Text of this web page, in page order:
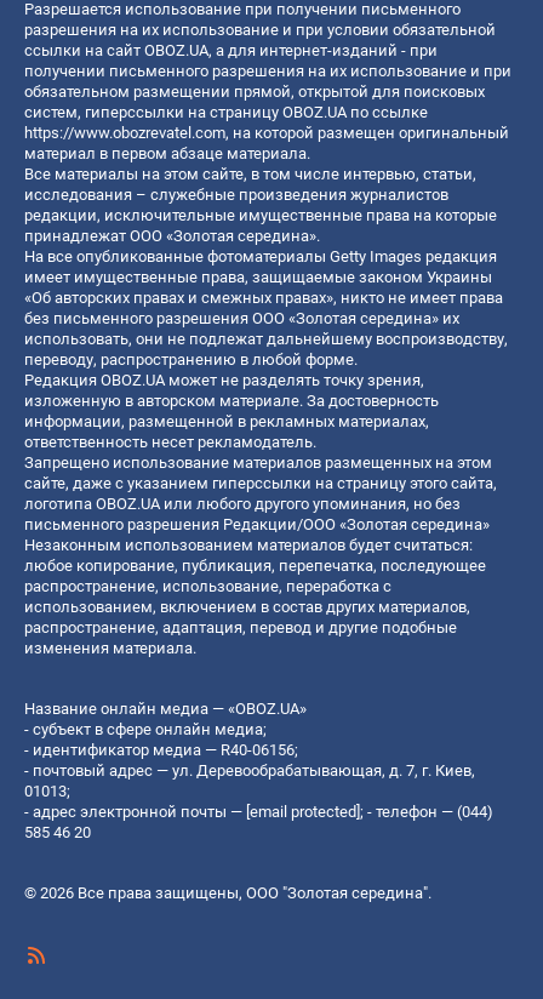
Разрешается использование при получении письменного
разрешения на их использование и при условии обязательной
ссылки на сайт OBOZ.UA, а для интернет-изданий - при
получении письменного разрешения на их использование и при
обязательном размещении прямой, открытой для поисковых
систем, гиперссылки на страницу OBOZ.UA по ссылке
https://www.obozrevatel.com, на которой размещен оригинальный
материал в первом абзаце материала.
Все материалы на этом сайте, в том числе интервью, статьи,
исследования – служебные произведения журналистов
редакции, исключительные имущественные права на которые
принадлежат ООО «Золотая середина».
На все опубликованные фотоматериалы Getty Images редакция
имеет имущественные права, защищаемые законом Украины
«Об авторских правах и смежных правах», никто не имеет права
без письменного разрешения ООО «Золотая середина» их
использовать, они не подлежат дальнейшему воспроизводству,
переводу, распространению в любой форме.
Редакция OBOZ.UA может не разделять точку зрения,
изложенную в авторском материале. За достоверность
информации, размещенной в рекламных материалах,
ответственность несет рекламодатель.
Запрещено использование материалов размещенных на этом
сайте, даже с указанием гиперссылки на страницу этого сайта,
логотипа OBOZ.UA или любого другого упоминания, но без
письменного разрешения Редакции/ООО «Золотая середина»
Незаконным использованием материалов будет считаться:
любое копирование, публикация, перепечатка, последующее
распространение, использование, переработка с
использованием, включением в состав других материалов,
распространение, адаптация, перевод и другие подобные
изменения материала.
Название онлайн медиа — «OBOZ.UA»
- субъект в сфере онлайн медиа;
- идентификатор медиа — R40-06156;
- почтовый адрес — ул. Деревообрабатывающая, д. 7, г. Киев,
01013;
- адрес электронной почты — [email protected]; - телефон — (044)
585 46 20
© 2026 Все права защищены, ООО "Золотая середина".